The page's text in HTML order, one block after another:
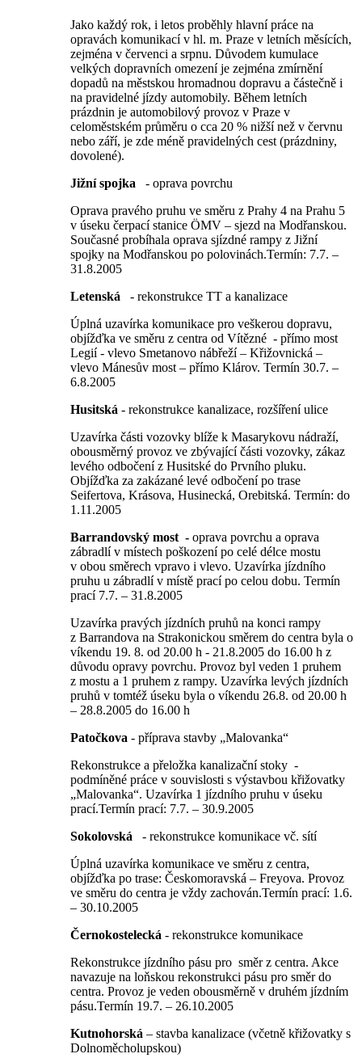
Jako každý rok, i letos proběhly hlavní práce na
opravách komunikací v hl. m. Praze v letních měsících,
zejména v červenci a srpnu. Důvodem kumulace
velkých dopravních omezení je zejména zmírnění
dopadů na městskou hromadnou dopravu a částečně i
na pravidelné jízdy automobily. Během letních
prázdnin je automobilový provoz v Praze v
celoměstském průměru o cca 20 % nižší než v červnu
nebo září, je zde méně pravidelných cest (prázdniny,
dovolené).
Jižní spojka - oprava povrchu
Oprava pravého pruhu ve směru z Prahy 4 na Prahu 5
v úseku čerpací stanice ÖMV – sjezd na Modřanskou.
Současné probíhala oprava sjízdné rampy z Jižní
spojky na Modřanskou po polovinách.Termín: 7.7. –
31.8.2005
Letenská
- rekonstrukce TT a kanalizace
Úplná uzavírka komunikace pro veškerou dopravu,
objížďka ve směru z centra od Vítězné - přímo most
Legií - vlevo Smetanovo nábřeží – Křižovnická –
vlevo Mánesův most – přímo Klárov. Termín 30.7. –
6.8.2005
Husitská - rekonstrukce kanalizace, rozšíření ulice
Uzavírka části vozovky blíže k Masarykovu nádraží,
obousměrný provoz ve zbývající části vozovky, zákaz
levého odbočení z Husitské do Prvního pluku.
Objížďka za zakázané levé odbočení po trase
Seifertova, Krásova, Husinecká, Orebitská. Termín: do
1.11.2005
Barrandovský most - oprava povrchu a oprava
zábradlí v místech poškození po celé délce mostu
v obou směrech vpravo i vlevo. Uzavírka jízdního
pruhu u zábradlí v místě prací po celou dobu. Termín
prací 7.7. – 31.8.2005
Uzavírka pravých jízdních pruhů na konci rampy
z Barrandova na Strakonickou směrem do centra byla o
víkendu 19. 8. od 20.00 h - 21.8.2005 do 16.00 h z
důvodu opravy povrchu. Provoz byl veden 1 pruhem
z mostu a 1 pruhem z rampy. Uzavírka levých jízdních
pruhů v tomtéž úseku byla o víkendu 26.8. od 20.00 h
– 28.8.2005 do 16.00 h
Patočkova - příprava stavby „Malovanka“
Rekonstrukce a přeložka kanalizační stoky -
podmíněné práce v souvislosti s výstavbou křižovatky
„Malovanka“. Uzavírka 1 jízdního pruhu v úseku
prací.Termín prací: 7.7. – 30.9.2005
Sokolovská - rekonstrukce komunikace vč. sítí
Úplná uzavírka komunikace ve směru z centra,
objížďka po trase: Českomoravská – Freyova. Provoz
ve směru do centra je vždy zachován.Termín prací: 1.6.
– 30.10.2005
Černokostelecká - rekonstrukce komunikace
Rekonstrukce jízdního pásu pro směr z centra. Akce
navazuje na loňskou rekonstrukci pásu pro směr do
centra. Provoz je veden obousměrně v druhém jízdním
pásu.Termín 19.7. – 26.10.2005
Kutnohorská – stavba kanalizace (včetně křižovatky s
Dolnoměcholupskou)